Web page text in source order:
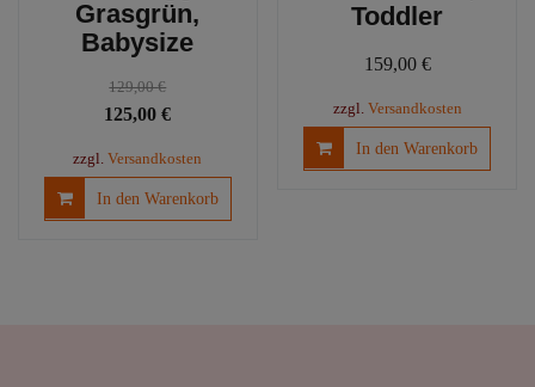
Grasgrün,
Babysize
129,00€
Ursprünglicher
war:
129,00 €
125,00€Aktueller
ist:
125,00 €.
zzgl.Versandkosten
In den Warenkorb
Toddler
159,00 €
zzgl. Versandkosten
In den Warenkorb